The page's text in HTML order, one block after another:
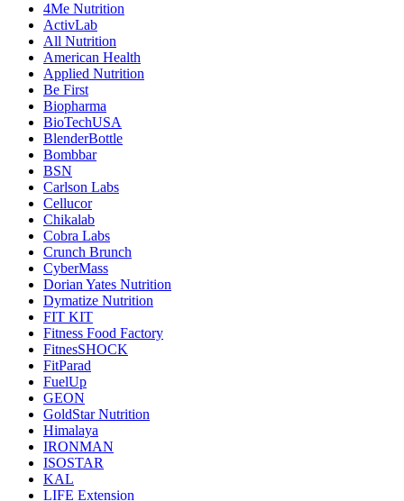
4Me Nutrition
ActivLab
All Nutrition
American Health
Applied Nutrition
Be First
Biopharma
BioTechUSA
BlenderBottle
Bombbar
BSN
Carlson Labs
Cellucor
Chikalab
Cobra Labs
Crunch Brunch
CyberMass
Dorian Yates Nutrition
Dymatize Nutrition
FIT KIT
Fitness Food Factory
FitnesSHOCK
FitParad
FuelUp
GEON
GoldStar Nutrition
Himalaya
IRONMAN
ISOSTAR
KAL
LIFE Extension